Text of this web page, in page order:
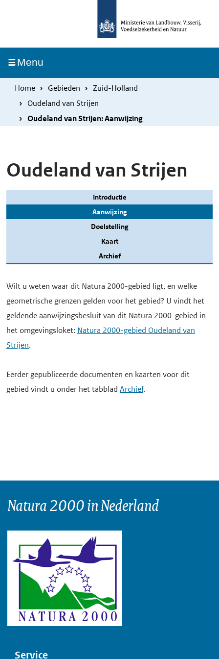
inhoud
gaan
MenuIngeklapt
Home Gebieden
Zuid-Holland
Oudeland van Strijen
Oudeland van Strijen: Aanwijzing
Oudeland van Strijen
Introductie
Aanwijzing
Doelstelling
Kaart
Archief
Wilt u weten waar dit Natura 2000-gebied ligt, en welke
geometrische grenzen gelden voor het gebied? U vindt het
geldende aanwijzingsbesluit van dit Natura 2000-gebied in
het omgevingsloket: Natura 2000-gebied Oudeland van
Strijen.
Eerder gepubliceerde documenten en kaarten voor dit
gebied vindt u onder het tabblad Archief.
Natura 2000 in Nederland
Service